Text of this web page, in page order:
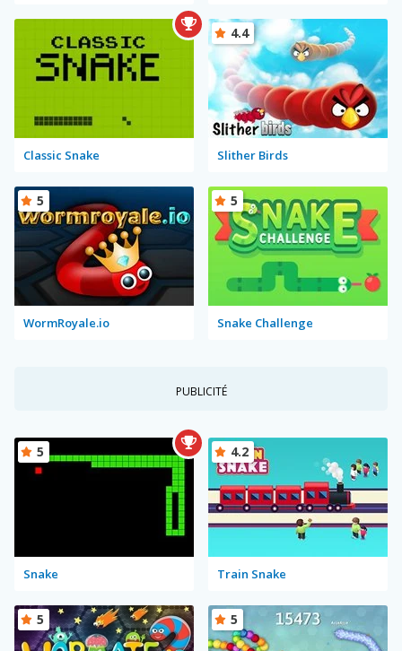
Classic Snake Slither Birds
4.4
WormRoyale.io
5
Snake Challenge
5
PUBLICITÉ
Snake
5
Train Snake
4.2
5 5